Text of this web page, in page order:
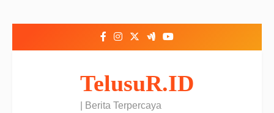
TelusuR.ID
| Berita Terpercaya